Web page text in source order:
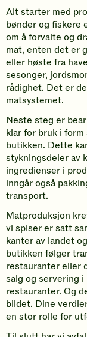
Alt starter med
bønder og fiskere
om å forvalte og
mat, enten det er
eller høste fra
sesonger,
rådighet. Det er
matsystemet.
Neste steg er
klar for bruk i
butikken. Dette
stykningsdeler av
ingredienser i
inngår også
transport.
Matproduksjon
vi spiser er satt
kanter av landet
butikken følger
restauranter eller
salg og servering
restauranter. Og
bildet. Dine
en stor rolle for